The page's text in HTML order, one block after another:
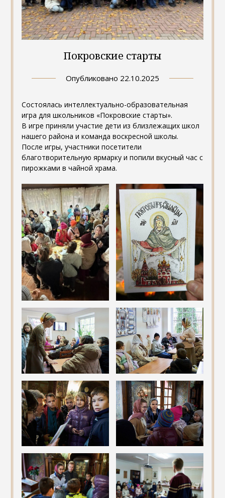
Покровские старты
Опубликовано 22.10.2025
Состоялась интеллектуально-образовательная
игра для школьников «Покровские старты».
В игре приняли участие дети из близлежащих школ
нашего района и команда воскресной школы.
После игры, участники посетители
благотворительную ярмарку и попили вкусный час с
пирожками в чайной храма.